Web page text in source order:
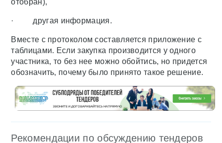
отобран),
· другая информация.
Вместе с протоколом составляется приложение с
таблицами. Если закупка производится у одного
участника, то без нее можно обойтись, но придется
обозначить, почему было принято такое решение.
Рекомендации по обсуждению тендеров